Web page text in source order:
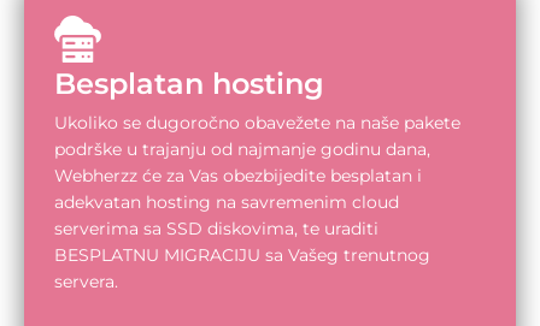
Besplatan hosting
Ukoliko se dugoročno obavežete na naše pakete
podrške u trajanju od najmanje godinu dana,
Webherzz će za Vas obezbijedite besplatan i
adekvatan hosting na savremenim cloud
serverima sa SSD diskovima, te uraditi
BESPLATNU MIGRACIJU sa Vašeg trenutnog
servera.